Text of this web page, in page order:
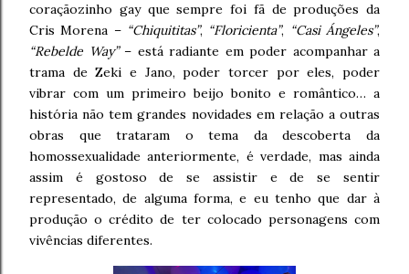
coraçãozinho gay que sempre foi fã de produções da
Cris Morena – “Chiquititas”, “Floricienta”, “Casi Ángeles”,
“Rebelde Way”– está radiante em poder acompanhar a
trama de Zeki e Jano, poder torcer por eles, poder
vibrar com um primeiro beijo bonito e romântico… a
história não tem grandes novidades em relação a outras
obras que trataram o tema da descoberta da
homossexualidade anteriormente, é verdade, mas ainda
assim é gostoso de se assistir e de se sentir
representado, de alguma forma, e eu tenho que dar à
produção o crédito de ter colocado personagens com
vivências diferentes.